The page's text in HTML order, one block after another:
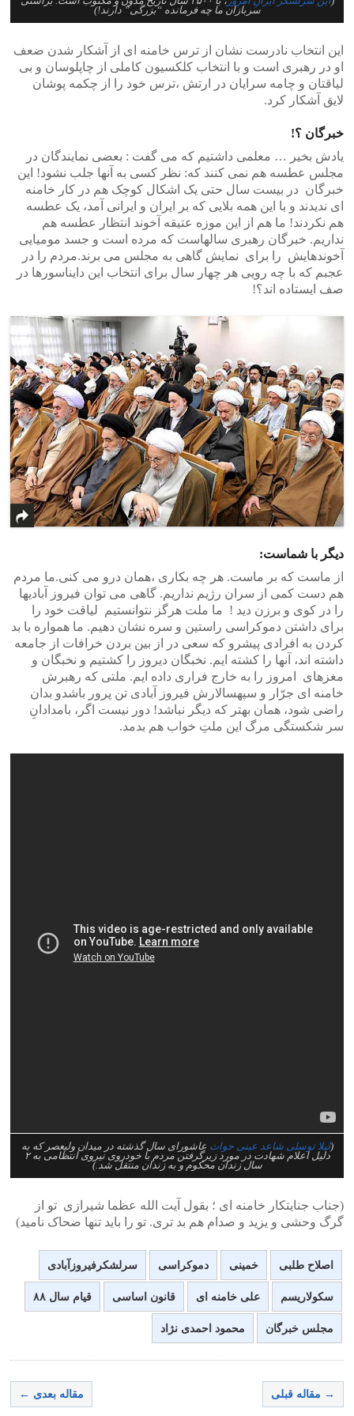
سربازان ما چه فرمانده “بزرگی” دارند!)
این انتخاب نادرست نشان از ترس خامنه ای از آشکار شدن ضعف
او در رهبری است و با انتخاب کلکسیون کاملی از چاپلوسان و بی
لیاقتان و چامه سرایان در ارتش ،ترس خود را از چکمه پوشان
لایق آشکار کرد.
خبرگان ؟!
یادش بخیر … معلمی داشتیم که می گفت : بعضی نمایندگان در
مجلس عطسه هم نمی کنند که: نظر کسی به آنها جلب نشود! این
خبرگان در بیست سال حتی یک اشکال کوچک هم در کار خامنه
ای ندیدند و با این همه بلایی که بر ایران و ایرانی آمد، یک عطسه
هم نکردند! ما هم از این موزه عتیقه آخوند انتظار عطسه هم
نداریم. خبرگان رهبری سالهاست که مرده است و جسد مومیایی
آخوندهایش را برای نمایش گاهی به مجلس می برند.مردم را در
عجبم که با چه رویی هر چهار سال برای انتخاب این دایناسورها در
صف ایستاده اند؟!
دیگر با شماست:
از ماست که بر ماست. هر چه بکاری ،همان درو می کنی.ما مردم
هم دست کمی از سران رژیم نداریم. گاهی می توان فیروز آبادیها
را در کوی و برزن دید ! ما ملت هرگز نتوانستیم لیاقت خود را
برای داشتن دموکراسی راستین و سره نشان دهیم. ما همواره با بد
کردن به افرادی پیشرو که سعی در از بین بردن خرافات از جامعه
داشته اند، آنها را کشته ایم. نخبگان دیروز را کشتیم و نخبگان و
مغزهای امروز را به خارج فراری داده ایم. ملتی که رهبرش
خامنه ای جرّار و سپهسالارش فیروز آبادی تن پرور باشدو بدان
راضی شود، همان بهتر که دیگر نباشد! دور نیست اگر، بامدادانِ
سر شکستگی مرگ این ملتِ خواب هم بدمد.
(لیلا توسلی شاعد عینی حواث عاشورای سال گذشته در میدان ولیعصر که به
دلیل اعلام شهادت در مورد زیرگرفتن مردم با خودروی نیروی انتظامی به ۲
سال زندان محکوم و به زندان منتقل شد.)
(جناب جنایتکار خامنه ای ؛ بقول آیت الله عظما شیرازی تو از
گرگ وحشی و یزید و صدام هم بد تری. تو را باید تنها ضحاک نامید)
اصلاح طلبی خمینی دموکراسی سرلشکرفیروزآبادی
سکولاریسم علی خامنه ای قانون اساسی قیام سال ۸۸
مجلس خبرگان محمود احمدی نژاد
→ مقاله قبلی مقاله بعدی ←